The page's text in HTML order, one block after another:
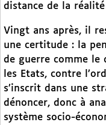
distance de la
Vingt ans après, il
une certitude : la
de guerre comme le
les Etats, contre
s’inscrit dans une
dénoncer, donc à
système socio-